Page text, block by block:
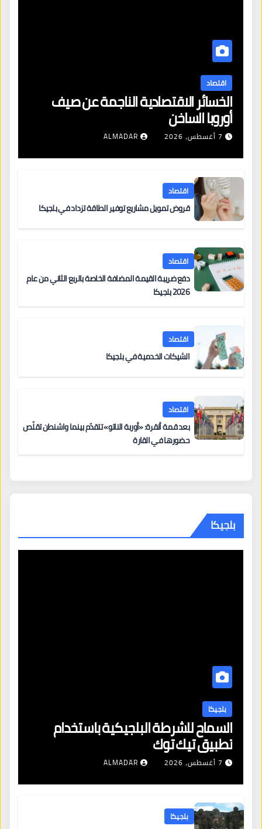
اقتصاد
الخسائر الاقتصادية الناجمة عن صيف
أوروبا الساخن
7 أغسطس، 2026 ALMADAR
اقتصاد
قروض تمويل مشاريع توفير الطاقة تزداد في بلجيكا
اقتصاد
دفع ضريبة القيمة المضافة الخاصة بالربع الثاني من عام
2026 بلجيكا
اقتصاد
الشيكات الخدمية في بلجيكا
اقتصاد
بعد قمة أنقرة: «أوربة الناتو» تتقدّم بينما واشنطن تقلّص
حضورها في القارة
بلجيكا
بلجيكا
السماح للشرطة البلجيكية باستخدام
تطبيق تيك توك
7 أغسطس، 2026 ALMADAR
بلجيكا